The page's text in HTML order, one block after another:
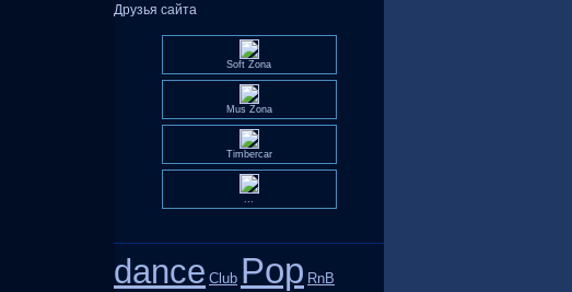
Друзья сайта
Soft Zona
Mus Zona
Timbercar
...
dance Club Pop RnB